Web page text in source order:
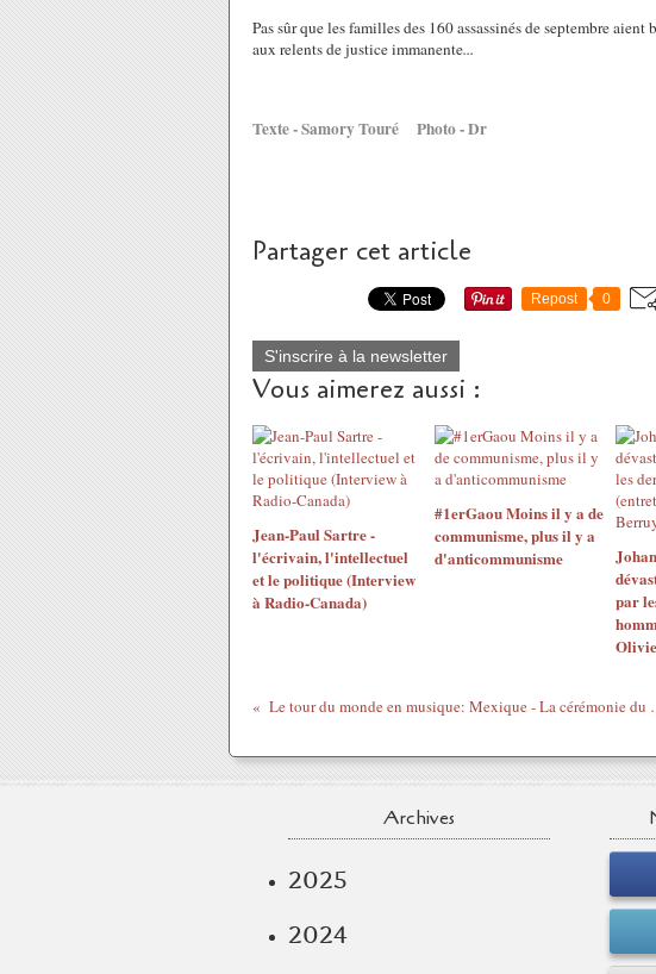
Pas sûr que les familles des 160 assassinés de septembre
aux relents de justice immanente...
Texte - Samory Touré Photo - Dr
Partager cet article
Repost 0
S'inscrire à la newsletter
Vous aimerez aussi :
Jean-Paul Sartre -
l'écrivain, l'intellectuel
et le politique (Interview
à Radio-Canada)
#1erGaou Moins il y a de
communisme, plus il y a
d'anticommunisme
par
Le tour du
Archives
2025
2024